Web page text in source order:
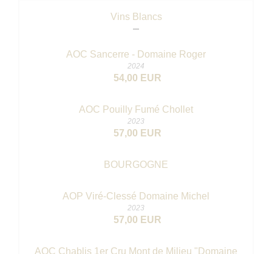
Vins Blancs
AOC Sancerre - Domaine Roger
2024
54,00 EUR
AOC Pouilly Fumé Chollet
2023
57,00 EUR
BOURGOGNE
AOP Viré-Clessé Domaine Michel
2023
57,00 EUR
AOC Chablis 1er Cru Mont de Milieu "Domaine